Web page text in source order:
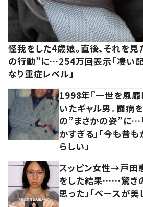
怪我をした4歳娘。直後、それを
の行動”に…254万回表示「凄い配
なり重症レベル」
1998年『一世を風靡
いたギャル男。闘病
の”まさかの姿”に…「
かすぎる」「今も昔も
らしい」
スッピン女性→戸田
をした結果……驚き
思った」「ベースが美